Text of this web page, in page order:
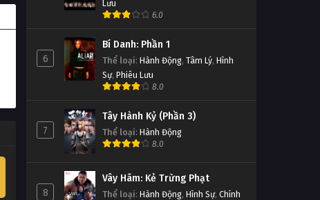
Lưu
6.0
6
Bí Danh: Phần 1
Thể loại: Hành Động, Tâm Lý, Hình
Sự, Phiêu Lưu
8.0
7
Tây Hành Kỷ (Phần 3)
Thể loại: Hành Động
8.0
8
Vây Hãm: Kẻ Trừng Phạt
Thể loại: Hành Động, Hình Sự, Chính